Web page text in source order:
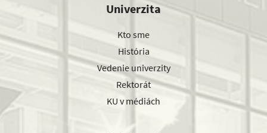
Univerzita
Kto sme
História
Vedenie univerzity
Rektorát
KU v médiách